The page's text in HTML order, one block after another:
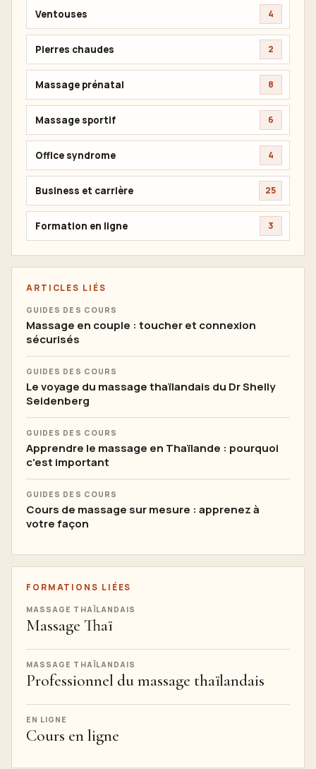
Ventouses 4
Pierres chaudes 2
Massage prénatal 8
Massage sportif 6
Office syndrome 4
Business et carrière 25
Formation en ligne 3
ARTICLES LIÉS
GUIDES DES COURS
Massage en couple : toucher et connexion
sécurisés
GUIDES DES COURS
Le voyage du massage thaïlandais du Dr Shelly
Seidenberg
GUIDES DES COURS
Apprendre le massage en Thaïlande : pourquoi
c'est important
GUIDES DES COURS
Cours de massage sur mesure : apprenez à
votre façon
FORMATIONS LIÉES
MASSAGE THAÏLANDAIS
Massage Thaï
MASSAGE THAÏLANDAIS
Professionnel du massage thaïlandais
EN LIGNE
Cours en ligne